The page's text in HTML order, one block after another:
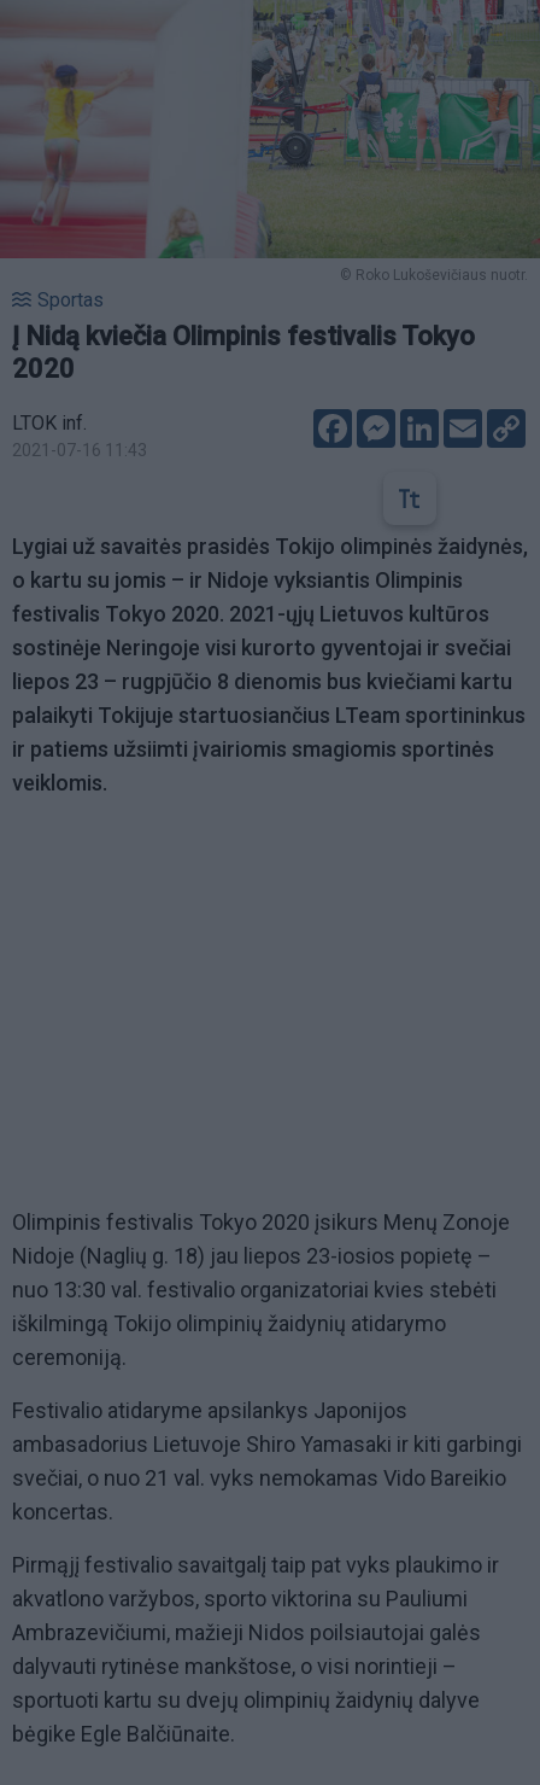
© Roko Lukoševičiaus nuotr.
Sportas
Į Nidą kviečia Olimpinis festivalis Tokyo
2020
LTOK inf.
2021-07-16 11:43
FacebookMessenger
LinkedIn
Email
Lygiai už savaitės prasidės Tokijo olimpinės žaidynės,
o kartu su jomis – ir Nidoje vyksiantis Olimpinis
festivalis Tokyo 2020. 2021-ųjų Lietuvos kultūros
sostinėje Neringoje visi kurorto gyventojai ir svečiai
liepos 23 – rugpjūčio 8 dienomis bus kviečiami kartu
palaikyti Tokijuje startuosiančius LTeam sportininkus
ir patiems užsiimti įvairiomis smagiomis sportinės
veiklomis.
Olimpinis festivalis Tokyo 2020 įsikurs Menų Zonoje
Nidoje (Naglių g. 18) jau liepos 23-iosios popietę –
nuo 13:30 val. festivalio organizatoriai kvies stebėti
iškilmingą Tokijo olimpinių žaidynių atidarymo
ceremoniją.
Festivalio atidaryme apsilankys Japonijos
ambasadorius Lietuvoje Shiro Yamasaki ir kiti garbingi
svečiai, o nuo 21 val. vyks nemokamas Vido Bareikio
koncertas.
Pirmąjį festivalio savaitgalį taip pat vyks plaukimo ir
akvatlono varžybos, sporto viktorina su Pauliumi
Ambrazevičiumi, mažieji Nidos poilsiautojai galės
dalyvauti rytinėse mankštose, o visi norintieji –
sportuoti kartu su dvejų olimpinių žaidynių dalyve
bėgike Egle Balčiūnaite.